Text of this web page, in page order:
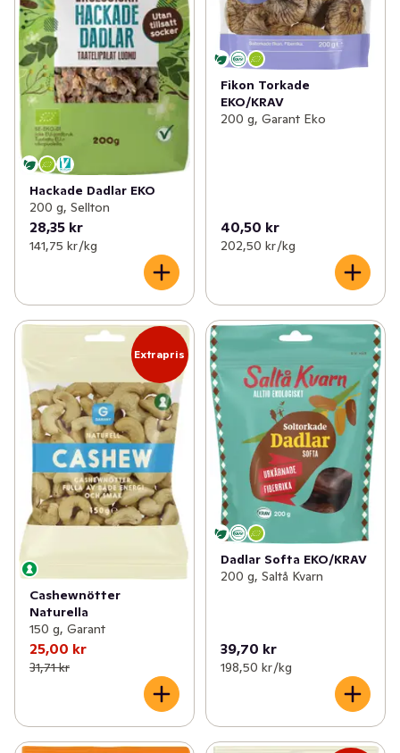
Hackade Dadlar EKO
200 g, Sellton
28,35 kr
141,75 kr /kg
Fikon Torkade
EKO/KRAV
200 g, Garant Eko
40,50 kr
202,50 kr /kg
Extrapris
Cashewnötter
Naturella
150 g, Garant
25,00 kr
31,71 kr
Dadlar Softa EKO/KRAV
200 g, Saltå Kvarn
39,70 kr
198,50 kr /kg